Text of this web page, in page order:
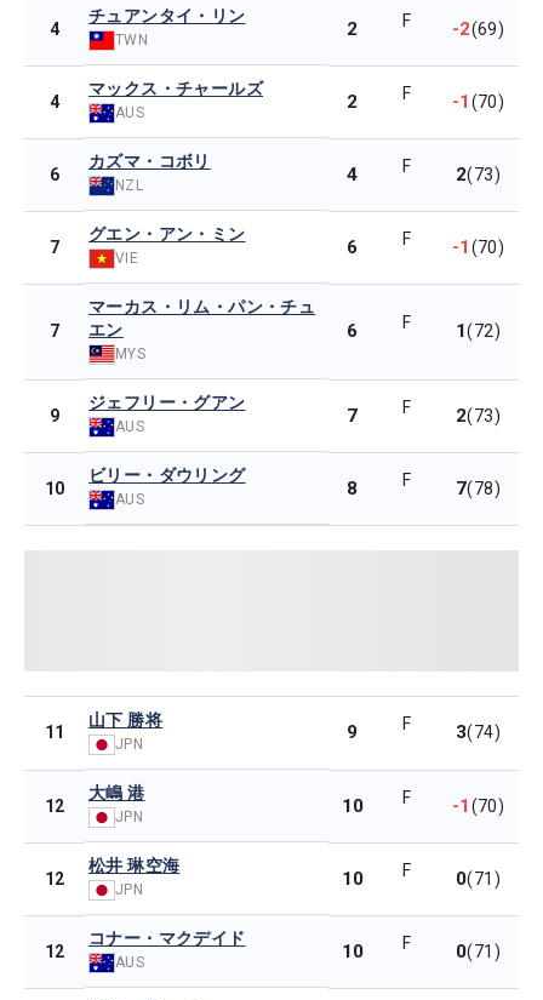
4
チュアンタイ・リン
TWN 2 F -2(69)
4
マックス・チャールズ
AUS 2 F -1(70)
6
カズマ・コボリ
NZL 4 F 2(73)
7
グエン・アン・ミン
VIE 6 F -1(70)
7
マーカス・リム・パン・チュ
エン
MYS
6 F 1(72)
9
ジェフリー・グアン
AUS 7 F 2(73)
10
ビリー・ダウリング
AUS 8 F 7(78)
11
山下 勝将
JPN
9 F 3(74)
12
大嶋 港
JPN 10 F -1(70)
12
松井 琳空海
JPN 10 F 0(71)
12
コナー・マクデイド
AUS 10 F 0(71)